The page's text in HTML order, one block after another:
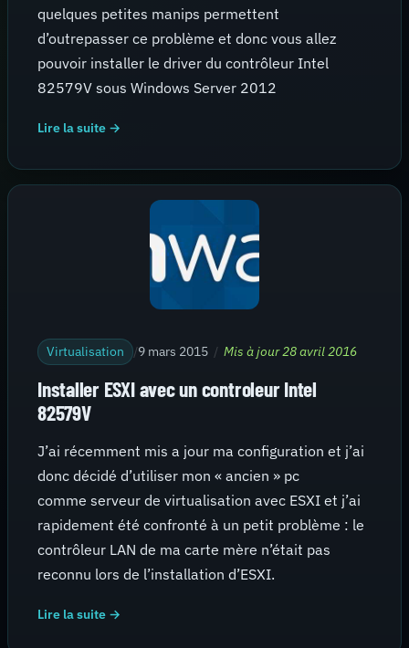
quelques petites manips permettent
d’outrepasser ce problème et donc vous allez
pouvoir installer le driver du contrôleur Intel
82579V sous Windows Server 2012
Lire la suite →
Virtualisation /9 mars 2015 / Mis à jour 28 avril 2016
Installer ESXI avec un controleur Intel
82579V
J’ai récemment mis a jour ma configuration et j’ai
donc décidé d’utiliser mon « ancien » pc
comme serveur de virtualisation avec ESXI et j’ai
rapidement été confronté à un petit problème : le
contrôleur LAN de ma carte mère n’était pas
reconnu lors de l’installation d’ESXI.
Lire la suite →